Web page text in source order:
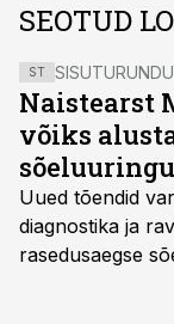
SEOTUD
ST
Naistearst
võiks
Uued tõendid
diagnostika ja
rasedusaegse